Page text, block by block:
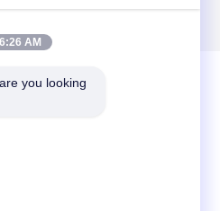
6:26 AM
you looking